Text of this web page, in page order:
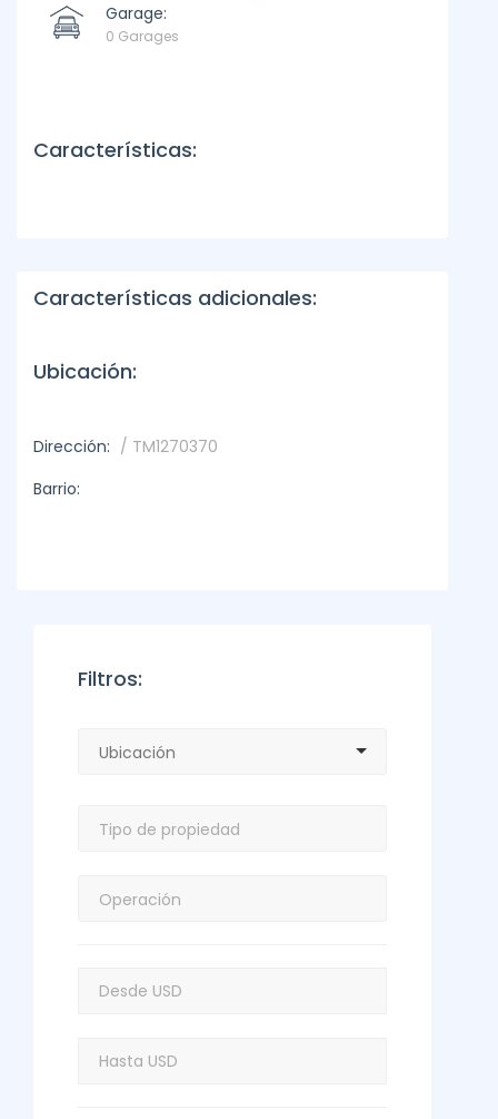
Garage:
0 Garages
Características:
Características adicionales:
Ubicación:
Dirección: / TM1270370
Barrio:
Filtros: